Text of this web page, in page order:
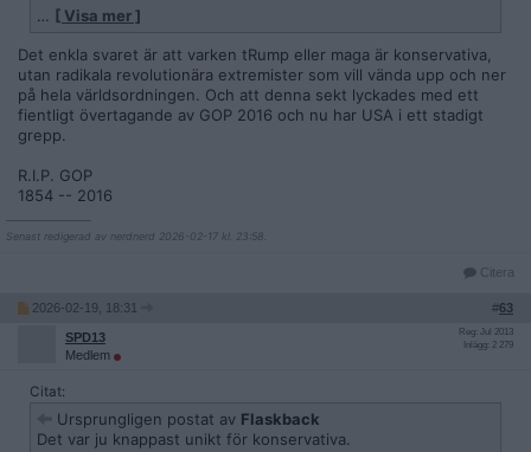
Och när Trump vill eliminera delar av Konstitutionen, som
exempelvis det 14:e tillägget som garanterar medborgarskap
till alla som föds i USA, så är Konstitutionen inte alls särskilt
helig längre.
Och när Trump totalt struntar i varje enskild individs
konstitutionella rätt till en rättsprocess (vilket även gäller
icke-medborgare som befinner sig i USA) i syfte att utvisa
illegala medborgare snabbt så är plötsligt Konstitutionen inte
mäktiga pedofiler avslöjas, men när det visade sig att det är
filerna med mängder av anklagelser och anmälningar gällande
övergrepp på unga flickor samt att han ska ha hjälpt Epstein
med sin trafficking av flickor till rika människor samt att det
besöka hans ökända privata ö så är Epstein-filerna plötsligt
inte längre särskilt viktiga.
… [ Visa mer ]
Det enkla svaret är att varken tRump eller maga är konservativa,
utan radikala revolutionära extremister som vill vända upp och ner
på hela världsordningen. Och att denna sekt lyckades med ett
fientligt övertagande av GOP 2016 och nu har USA i ett stadigt
grepp.
R.I.P. GOP
1854 -- 2016
Senast redigerad av nerdnerd 2026-02-17 kl. 23:58.
Citera
2026-02-19, 18:31 #63
SPD13
Medlem
Reg: Jul 2013
Inlägg: 2 279
Citat:
Ursprungligen postat av Flaskback
Det var ju knappast unikt för konservativa.